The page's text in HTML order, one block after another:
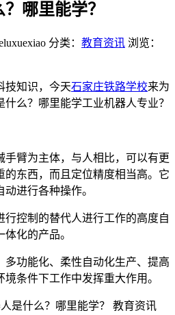
哪里能学？
分类： 教育资讯 浏览：
技知识，今天石家庄铁路学校来为
么？哪里能学工业机器人专业？
手臂为主体，与人相比，可以有更
的东西，而且定位精度相当高。它
进行各种操作。
行控制的替代人进行工作的高度自
化的产品。
多功能化、柔性自动化生产、提高
条件下工作中发挥重大作用。